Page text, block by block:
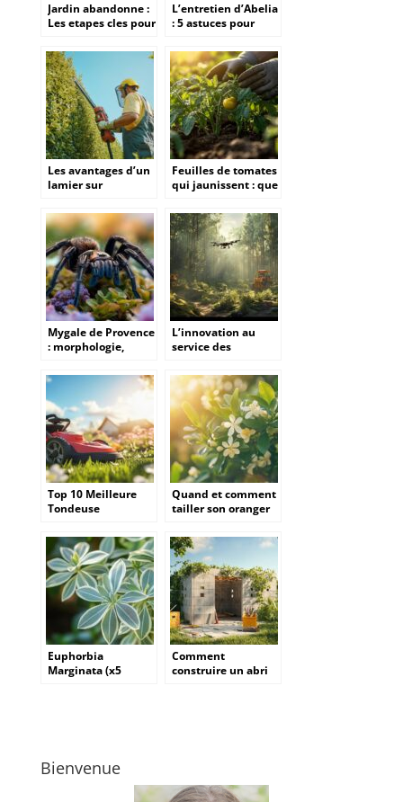
Jardin abandonne :
Les etapes cles pour
la qualite du sol
L’entretien d’Abelia
: 5 astuces pour
arbuste pendant la
saison froide
Les avantages d’un
lamier sur
l’élagage
professionnel
Feuilles de tomates
qui jaunissent : que
efficacement vos
plants mal arrosés ?
Mygale de Provence
: morphologie,
distinctifs
L’innovation au
service des
forestières robustes
et performantes
Top 10 Meilleure
Tondeuse
2025 – Comparatif –
Tests – Avis avec
batterie
performante pour
les grands espaces
Quand et comment
tailler son oranger
son mode de
plantation
Euphorbia
Marginata (x5
Comment
construire un abri
Bienvenue